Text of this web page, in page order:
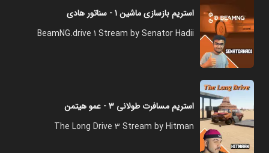
استریم بازسازی ماشین ۱ - سناتور هادی
BeamNG.drive 1 Stream by Senator Hadii
استریم مسافرت طولانی ۳ - عمو هیتمن
The Long Drive 3 Stream by Hitman